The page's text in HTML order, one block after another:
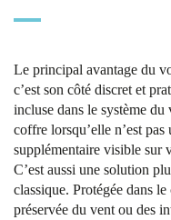
Le principal avantage du
c’est son côté discret et
incluse dans le système
coffre lorsqu’elle n’est
supplémentaire visible sur
C’est aussi une solution
classique. Protégée dans
préservée du vent ou des